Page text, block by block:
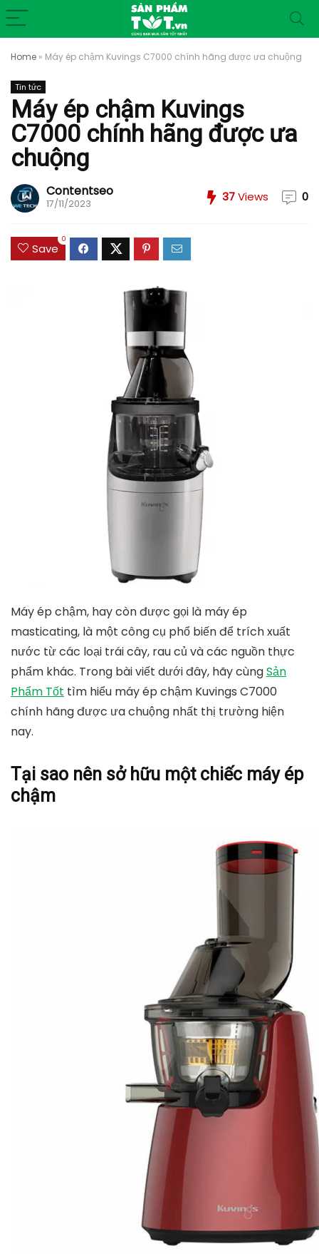
Home » Máy ép chậm Kuvings C7000 chính hãng được ưa chuộng
Tin tức
Máy ép chậm Kuvings
C7000 chính hãng được ưa
chuộng
Contentseo
17/11/2023 37Views 0
Save
0
Máy ép chậm, hay còn được gọi là máy ép
masticating, là một công cụ phổ biến để trích xuất
nước từ các loại trái cây, rau củ và các nguồn thực
phẩm khác. Trong bài viết dưới đây, hãy cùngSản
Phẩm Tốt tìm hiểu máy ép chậm Kuvings C7000
chính hãng được ưa chuộng nhất thị trường hiện
nay.
Tại sao nên sở hữu một chiếc máy ép
chậm